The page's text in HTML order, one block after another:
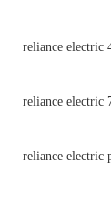
reliance electric
reliance electric
reliance electric